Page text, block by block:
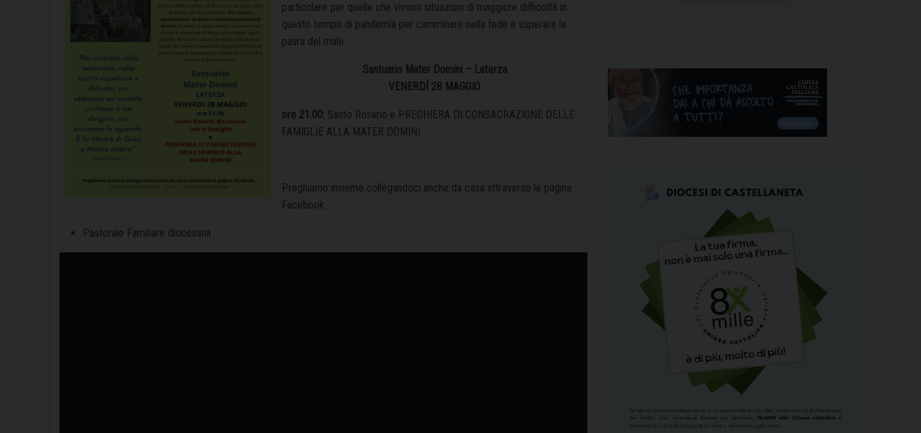
particolare per quelle che vivono situazioni di maggiore difficoltà in
questo tempo di pandemia per camminare nella fede e superare la
paura del male.
Santuario Mater Domini – Laterza
VENERDÍ 28 MAGGIO
ore 21.00: Santo Rosario e PREGHIERA DI CONSACRAZIONE DELLE
FAMIGLIE ALLA MATER DOMINI
Preghiamo insieme collegandoci anche da casa attraverso le pagine
Facebook:
Pastorale Familiare diocesana